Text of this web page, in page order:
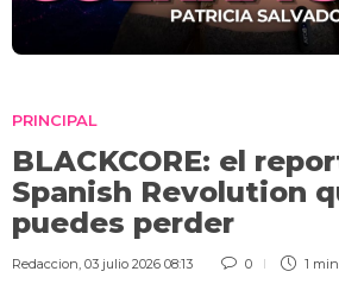
PRINCIPAL
BLACKCORE: el
Spanish Revolution
puedes perder
Redaccion 03 julio 2026 08:13 0 1 min